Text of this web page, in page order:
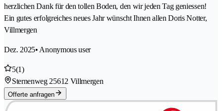
herzlichen Dank für den tollen Boden, den wir jeden Tag geniessen!
Ein gutes erfolgreiches neues Jahr wünscht Ihnen allen Doris Notter,
Villmergen
Dez. 2025• Anonymous user
5(1)
Sternenweg 25612 Villmergen
Offerte anfragen